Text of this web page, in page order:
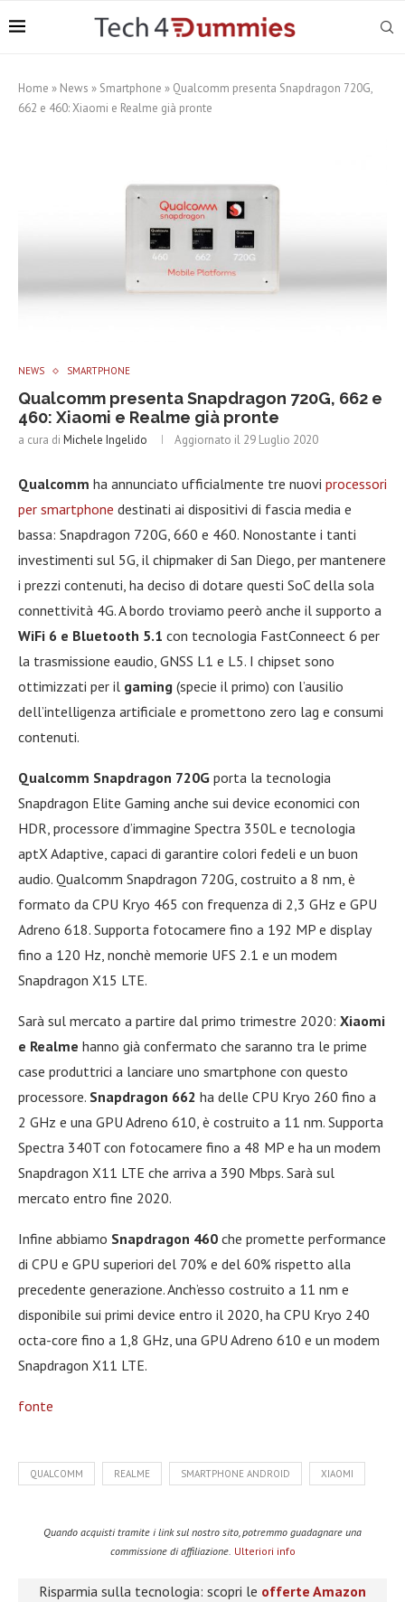
Home » News » Smartphone » Qualcomm presenta Snapdragon 720G,
662 e 460: Xiaomi e Realme già pronte
NEWS SMARTPHONE
Qualcomm presenta Snapdragon 720G, 662 e
460: Xiaomi e Realme già pronte
a cura di Michele Ingelido Aggiornato il 29 Luglio 2020
Qualcomm ha annunciato ufficialmente tre nuovi processori
per smartphone destinati ai dispositivi di fascia media e
bassa: Snapdragon 720G, 660 e 460. Nonostante i tanti
investimenti sul 5G, il chipmaker di San Diego, per mantenere
i prezzi contenuti, ha deciso di dotare questi SoC della sola
connettività 4G. A bordo troviamo peerò anche il supporto a
WiFi 6 e Bluetooth 5.1 con tecnologia FastConneect 6 per
la trasmissione eaudio, GNSS L1 e L5. I chipset sono
ottimizzati per il gaming (specie il primo) con l’ausilio
dell’intelligenza artificiale e promettono zero lag e consumi
contenuti.
Qualcomm Snapdragon 720G porta la tecnologia
Snapdragon Elite Gaming anche sui device economici con
HDR, processore d’immagine Spectra 350L e tecnologia
aptX Adaptive, capaci di garantire colori fedeli e un buon
audio. Qualcomm Snapdragon 720G, costruito a 8 nm, è
formato da CPU Kryo 465 con frequenza di 2,3 GHz e GPU
Adreno 618. Supporta fotocamere fino a 192 MP e display
fino a 120 Hz, nonchè memorie UFS 2.1 e un modem
Snapdragon X15 LTE.
Sarà sul mercato a partire dal primo trimestre 2020: Xiaomi
e Realme hanno già confermato che saranno tra le prime
case produttrici a lanciare uno smartphone con questo
processore. Snapdragon 662 ha delle CPU Kryo 260 fino a
2 GHz e una GPU Adreno 610, è costruito a 11 nm. Supporta
Spectra 340T con fotocamere fino a 48 MP e ha un modem
Snapdragon X11 LTE che arriva a 390 Mbps. Sarà sul
mercato entro fine 2020.
Infine abbiamo Snapdragon 460 che promette performance
di CPU e GPU superiori del 70% e del 60% rispetto alla
precedente generazione. Anch’esso costruito a 11 nm e
disponibile sui primi device entro il 2020, ha CPU Kryo 240
octa-core fino a 1,8 GHz, una GPU Adreno 610 e un modem
Snapdragon X11 LTE.
fonte
QUALCOMM REALME SMARTPHONE ANDROID XIAOMI
Quando acquisti tramite i link sul nostro sito, potremmo guadagnare una
commissione di affiliazione. Ulteriori info
Risparmia sulla tecnologia: scopri le offerte Amazon